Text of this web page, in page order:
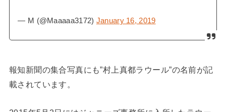
— M (@Maaaaa3172) January 16, 2019
報知新聞の集合写真にも”村上真都ラウール”の名前が記
載されています。